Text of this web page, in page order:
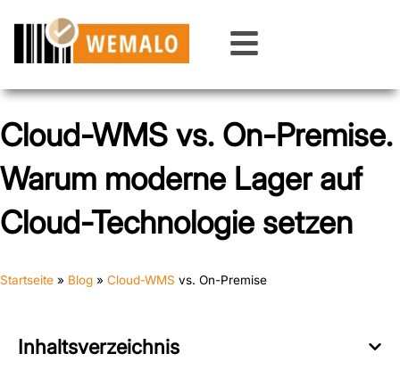
springen
Cloud-WMS vs. On-Premise.
Warum moderne Lager auf
Cloud-Technologie setzen
Startseite » Blog » Cloud-WMS vs. On-Premise
Inhaltsverzeichnis